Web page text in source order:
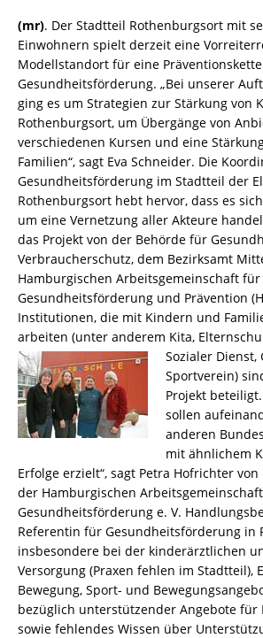
(mr). Der Stadtteil Rothenburgsort mit
Einwohnern spielt derzeit eine
Modellstandort für eine
Gesundheitsförderung. „Bei unserer
ging es um Strategien zur Stärkung von
Rothenburgsort, um Übergänge von
verschiedenen Kursen und eine
Familien“, sagt Eva Schneider. Die
Gesundheitsförderung im Stadtteil der
Rothenburgsort hebt hervor, dass es
um eine Vernetzung aller Akteure
das Projekt von der Behörde für
Verbraucherschutz, dem Bezirksamt
Hamburgischen Arbeitsgemeinschaft für
Gesundheitsförderung und Prävention
Institutionen, die mit Kindern und
arbeiten (unter anderem Kita,
Sozialer Dienst,
Sportverein)
Projekt
sollen
anderen
mit ähnlichem
Erfolge erzielt“, sagt Petra Hofrichter von
der Hamburgischen
Gesundheitsförderung e. V.
Referentin für Gesundheitsförderung in
insbesondere bei der kinderärztlichen
Versorgung (Praxen fehlen im Stadtteil),
Bewegung, Sport- und
bezüglich unterstützender Angebote für
sowie fehlendes Wissen über